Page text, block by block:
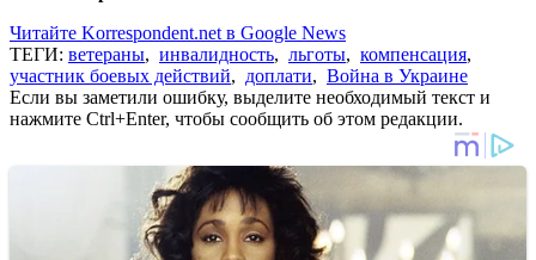
Читайте Korrespondent.net в Google News
ТЕГИ: ветераны, инвалидность, льготы, компенсация,
участник боевых действий, доплати, Война в Украине
Если вы заметили ошибку, выделите необходимый текст и
нажмите Ctrl+Enter, чтобы сообщить об этом редакции.